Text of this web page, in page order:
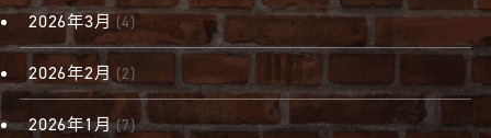
2026年3月 (4)
2026年2月 (2)
2026年1月(7)